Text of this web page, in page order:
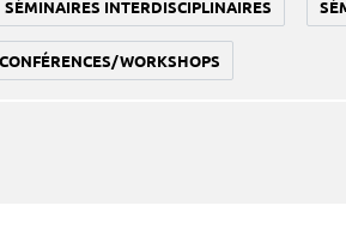
SÉMINAIRES INTERDISCIPLINAIRES
CONFÉRENCES/WORKSHOPS